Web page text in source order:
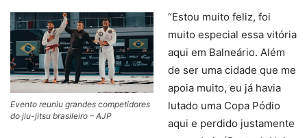
Evento reuniu grandes competidores
do jiu-jitsu brasileiro – AJP
“Estou muito feliz, foi
muito especial essa vitória
aqui em Balneário. Além
de ser uma cidade que me
apoia muito, eu já havia
lutado uma Copa Pódio
aqui e perdido justamente